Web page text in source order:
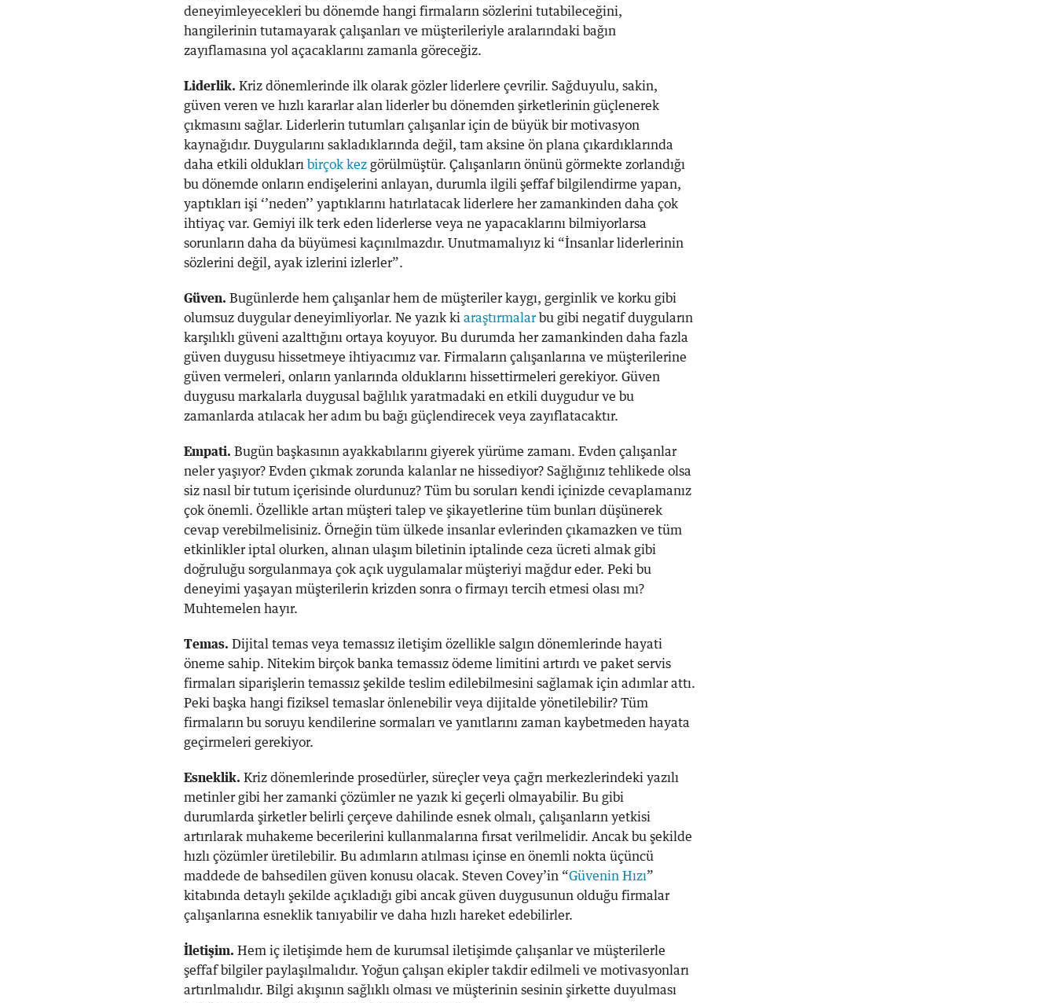
deneyimleyecekleri bu dönemde hangi firmaların sözlerini tutabileceğini,
hangilerinin tutamayarak çalışanları ve müşterileriyle aralarındaki bağın
zayıflamasına yol açacaklarını zamanla göreceğiz.
Liderlik. Kriz dönemlerinde ilk olarak gözler liderlere çevrilir. Sağduyulu, sakin,
güven veren ve hızlı kararlar alan liderler bu dönemden şirketlerinin güçlenerek
çıkmasını sağlar. Liderlerin tutumları çalışanlar için de büyük bir motivasyon
kaynağıdır. Duygularını sakladıklarında değil, tam aksine ön plana çıkardıklarında
daha etkili oldukları birçok kez görülmüştür. Çalışanların önünü görmekte zorlandığı
bu dönemde onların endişelerini anlayan, durumla ilgili şeffaf bilgilendirme yapan,
yaptıkları işi ‘’neden’’ yaptıklarını hatırlatacak liderlere her zamankinden daha çok
ihtiyaç var. Gemiyi ilk terk eden liderlerse veya ne yapacaklarını bilmiyorlarsa
sorunların daha da büyümesi kaçınılmazdır. Unutmamalıyız ki “İnsanlar liderlerinin
sözlerini değil, ayak izlerini izlerler”.
Güven. Bugünlerde hem çalışanlar hem de müşteriler kaygı, gerginlik ve korku gibi
olumsuz duygular deneyimliyorlar. Ne yazık ki araştırmalarbu gibi negatif duyguların
karşılıklı güveni azalttığını ortaya koyuyor. Bu durumda her zamankinden daha fazla
güven duygusu hissetmeye ihtiyacımız var. Firmaların çalışanlarına ve müşterilerine
güven vermeleri, onların yanlarında olduklarını hissettirmeleri gerekiyor. Güven
duygusu markalarla duygusal bağlılık yaratmadaki en etkili duygudur ve bu
zamanlarda atılacak her adım bu bağı güçlendirecek veya zayıflatacaktır.
Empati. Bugün başkasının ayakkabılarını giyerek yürüme zamanı. Evden çalışanlar
neler yaşıyor? Evden çıkmak zorunda kalanlar ne hissediyor? Sağlığınız tehlikede olsa
siz nasıl bir tutum içerisinde olurdunuz? Tüm bu soruları kendi içinizde cevaplamanız
çok önemli. Özellikle artan müşteri talep ve şikayetlerine tüm bunları düşünerek
cevap verebilmelisiniz. Örneğin tüm ülkede insanlar evlerinden çıkamazken ve tüm
etkinlikler iptal olurken, alınan ulaşım biletinin iptalinde ceza ücreti almak gibi
doğruluğu sorgulanmaya çok açık uygulamalar müşteriyi mağdur eder. Peki bu
deneyimi yaşayan müşterilerin krizden sonra o firmayı tercih etmesi olası mı?
Muhtemelen hayır.
Temas. Dijital temas veya temassız iletişim özellikle salgın dönemlerinde hayati
öneme sahip. Nitekim birçok banka temassız ödeme limitini artırdı ve paket servis
firmaları siparişlerin temassız şekilde teslim edilebilmesini sağlamak için adımlar attı.
Peki başka hangi fiziksel temaslar önlenebilir veya dijitalde yönetilebilir? Tüm
firmaların bu soruyu kendilerine sormaları ve yanıtlarını zaman kaybetmeden hayata
geçirmeleri gerekiyor.
Esneklik. Kriz dönemlerinde prosedürler, süreçler veya çağrı merkezlerindeki yazılı
metinler gibi her zamanki çözümler ne yazık ki geçerli olmayabilir. Bu gibi
durumlarda şirketler belirli çerçeve dahilinde esnek olmalı, çalışanların yetkisi
artırılarak muhakeme becerilerini kullanmalarına fırsat verilmelidir. Ancak bu şekilde
hızlı çözümler üretilebilir. Bu adımların atılması içinse en önemli nokta üçüncü
maddede de bahsedilen güven konusu olacak. Steven Covey’in “Güvenin Hızı”
kitabında detaylı şekilde açıkladığı gibi ancak güven duygusunun olduğu firmalar
çalışanlarına esneklik tanıyabilir ve daha hızlı hareket edebilirler.
İletişim. Hem iç iletişimde hem de kurumsal iletişimde çalışanlar ve müşterilerle
şeffaf bilgiler paylaşılmalıdır. Yoğun çalışan ekipler takdir edilmeli ve motivasyonları
artırılmalıdır. Bilgi akışının sağlıklı olması ve müşterinin sesinin şirkette duyulması